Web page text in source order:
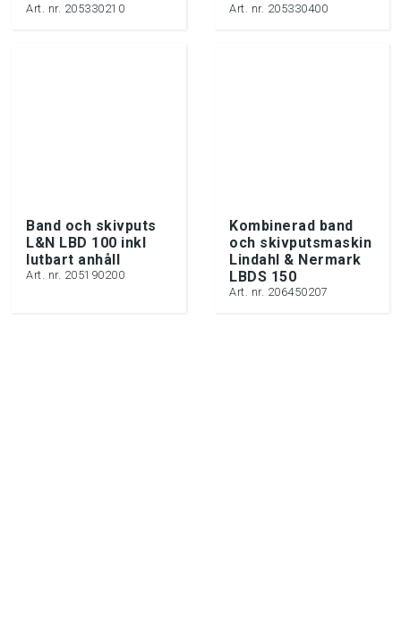
Art. nr. 205330210 Art. nr. 205330400
Band och skivputs
L&N LBD 100 inkl
lutbart anhåll
Art. nr. 205190200
Kombinerad band
och skivputsmaskin
Lindahl & Nermark
LBDS 150
Art. nr. 206450207